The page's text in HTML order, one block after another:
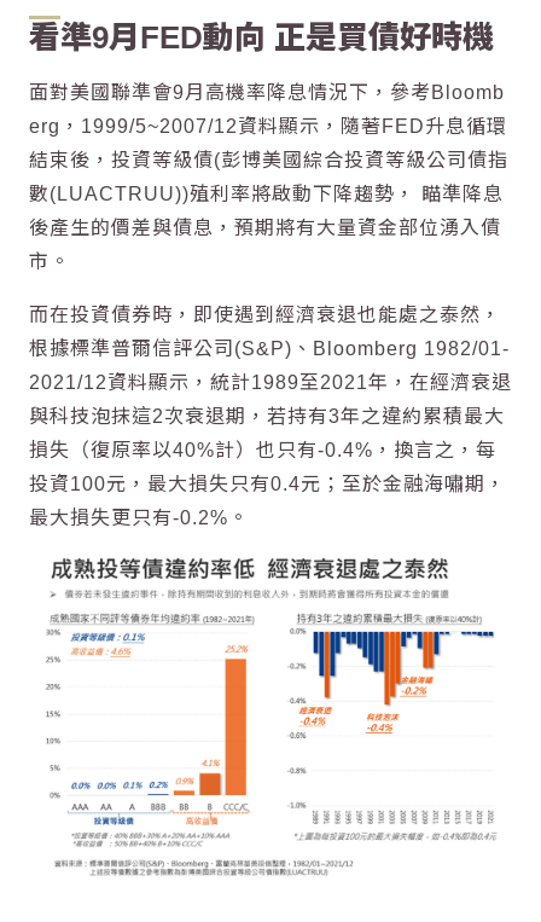
看準9月FED動向 正是買債好時機
面對美國聯準會9月高機率降息情況下，參考Bloomb
erg，1999/5~2007/12資料顯示，隨著FED升息循環
結束後，投資等級債(彭博美國綜合投資等級公司債指
數(LUACTRUU))殖利率將啟動下降趨勢， 瞄準降息
後產生的價差與債息，預期將有大量資金部位湧入債
市。
而在投資債券時，即使遇到經濟衰退也能處之泰然，
根據標準普爾信評公司(S&P)、Bloomberg 1982/01-
2021/12資料顯示，統計1989至2021年，在經濟衰退
與科技泡抹這2次衰退期，若持有3年之違約累積最大
損失（復原率以40%計）也只有-0.4%，換言之，每
投資100元，最大損失只有0.4元；至於金融海嘯期，
最大損失更只有-0.2%。